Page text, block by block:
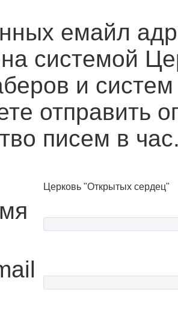
емайл
системой
и
отправить
писем в
Церковь "Открытых сердец"